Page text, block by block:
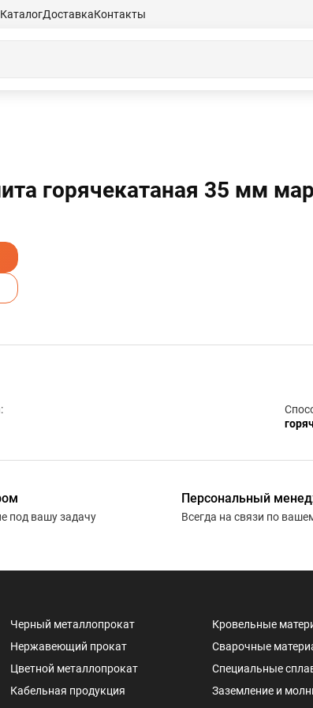
КаталогДоставкаКонтакты
горячекатаная 35 мм
под вашу задачу
Персональный
Всегда на связи по
Черный металлопрокат
Нержавеющий прокат
Цветной металлопрокат
Кабельная продукция
Кровельные
Сварочные
Специальные
Заземление и